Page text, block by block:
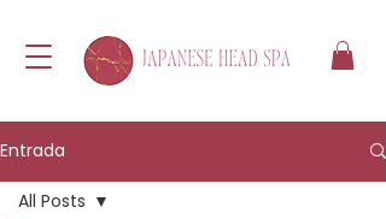
Entrada
All Posts